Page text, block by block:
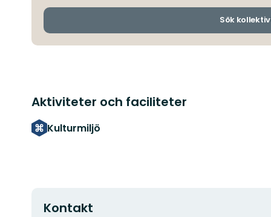
Sök
Aktiviteter och faciliteter
Kulturmiljö
Kontakt